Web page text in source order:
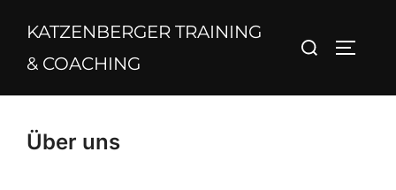
Inhalt
springen
KATZENBERGER TRAINING
& COACHING
Suchen
Über uns